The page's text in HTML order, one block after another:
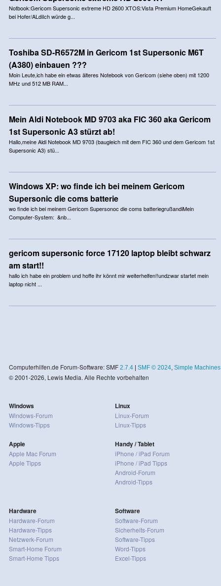
Notbook:Gericom Supersonic extreme HD 2600 XTOS:Vista Premium HomeGekauft
bei Hofer/ALdiIch würde g...
Toshiba SD-R6572M in Gericom 1st Supersonic M6T
(A380) einbauen ???
Moin Leute,ich habe ein etwas älteres Notebook von Gericom (siehe oben) mit 1200
MHz und 512 MB RAM...
Mein Aldi Notebook MD 9703 aka FIC 360 aka Gericom
1st Supersonic A3 stürzt ab!
Hallo,meine Aldi Notebook MD 9703 (baugleich mit dem FIC 360 und dem Gericom 1st
Supersonic A3) stü...
Windows XP: wo finde ich bei meinem Gericom
Supersonic die coms batterie
wo finde ich bei meinem Gericom Supersonoc die coms batteriegrußandiMein
Computer-System: &nb...
gericom supersonic force 17120 laptop bleibt schwarz
am start!!
hallo ich habe ein problem und hoffe ihr könnt mir weiterhelfen!!undzwar startet mein
laptop nicht ...
Computerhilfen.de Forum-Software: SMF 2.7.4| SMF © 2024, Simple Machines
© 2001-2026, Lewis Media. Alle Rechte vorbehalten
Windows
Windows-Forum
Windows-Tipps
Apple
Apple Mac Forum
Apple Tipps
Linux
Linux-Forum
Linux-Tipps
Handy / Tablet
iPhone / iPad Forum
iPhone / iPad Tipps
Android-Forum
Android-Tipps
Hardware
Hardware-Forum
Hardware-Tipps
Netzwerk-Forum
Smart-Home Forum
Smart-Home Tipps
Software
Software-Forum
Sicherheits-Forum
Software-Tipps
Word-Tipps
Excel-Tipps